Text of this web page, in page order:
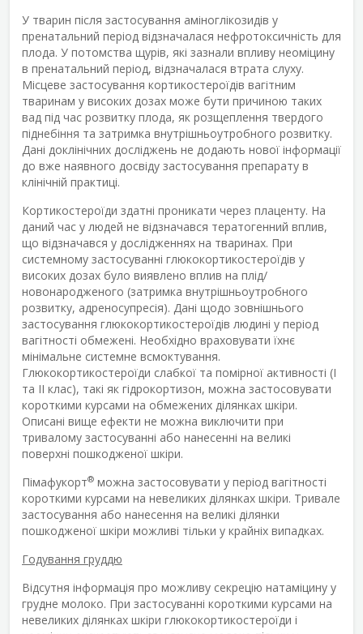
У тварин після застосування аміноглікозидів у
пренатальний період відзначалася нефротоксичність для
плода. У потомства щурів, які зазнали впливу неоміцину
в пренатальний період, відзначалася втрата слуху.
Місцеве застосування кортикостероїдів вагітним
тваринам у високих дозах може бути причиною таких
вад під час розвитку плода, як розщеплення твердого
піднебіння та затримка внутрішньоутробного розвитку.
Дані доклінічних досліджень не додають нової інформації
до вже наявного досвіду застосування препарату в
клінічній практиці.
Кортикостероїди здатні проникати через плаценту. На
даний час у людей не відзначався тератогенний вплив,
що відзначався у дослідженнях на тваринах. При
системному застосуванні глюкокортикостероїдів у
високих дозах було виявлено вплив на плід/
новонародженого (затримка внутрішньоутробного
розвитку, адреносупресія). Дані щодо зовнішнього
застосування глюкокортикостероїдів людині у період
вагітності обмежені. Необхідно враховувати їхнє
мінімальне системне всмоктування.
Глюкокортикостероїди слабкої та помірної активності (І
та ІІ клас), такі як гідрокортизон, можна застосовувати
короткими курсами на обмежених ділянках шкіри.
Описані вище ефекти не можна виключити при
тривалому застосуванні або нанесенні на великі
поверхні пошкодженої шкіри.
Пімафукорт® можна застосовувати у період вагітності
короткими курсами на невеликих ділянках шкіри. Тривале
застосування або нанесення на великі ділянки
пошкодженої шкіри можливі тільки у крайніх випадках.
Годування груддю
Відсутня інформація про можливу секрецію натаміцину у
грудне молоко. При застосуванні короткими курсами на
невеликих ділянках шкіри глюкокортикостероїди і